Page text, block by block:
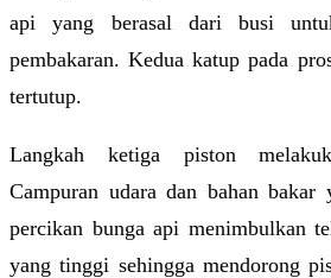
api yang berasal dari busi
pembakaran. Kedua katup pada
tertutup.
Langkah ketiga piston
Campuran udara dan bahan bakar
percikan bunga api menimbulkan
yang tinggi sehingga mendorong